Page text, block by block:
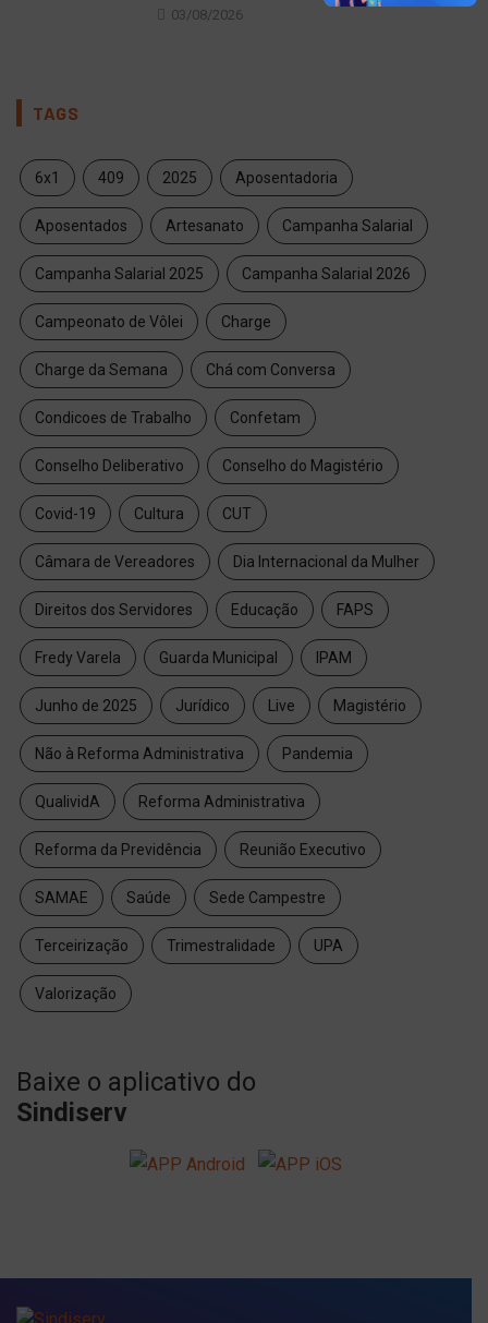
03/08/2026
TAGS
6x1 409 2025 Aposentadoria
Aposentados Artesanato Campanha Salarial
Campanha Salarial 2025 Campanha Salarial 2026
Campeonato de Vôlei Charge
Charge da Semana Chá com Conversa
Condicoes de Trabalho Confetam
Conselho Deliberativo Conselho do Magistério
Covid-19 Cultura CUT
Câmara de Vereadores Dia Internacional da Mulher
Direitos dos Servidores Educação FAPS
Fredy Varela Guarda Municipal IPAM
Junho de 2025 Jurídico Live Magistério
Não à Reforma Administrativa Pandemia
QualividA Reforma Administrativa
Reforma da Previdência Reunião Executivo
SAMAE Saúde Sede Campestre
Terceirização Trimestralidade UPA
Valorização
Baixe o aplicativo do
Sindiserv